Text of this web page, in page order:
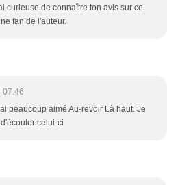
curieuse de connaître ton avis sur ce
fan de l'auteur.
07:46
beaucoup aimé Au-revoir Là haut. Je
celui-ci